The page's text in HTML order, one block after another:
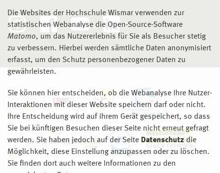
Die Websites der Hochschule Wismar verwenden zur
statistischen Webanalyse die Open-Source-Software
Matomo, um das Nutzererlebnis für Sie als Besucher stetig
zu verbessern. Hierbei werden sämtliche Daten anonymisiert
erfasst, um den Schutz personenbezogener Daten zu
gewährleisten.
Sie können hier entscheiden, ob die Webanalyse Ihre Nutzer-
Interaktionen mit dieser Website speichern darf oder nicht.
Ihre Entscheidung wird auf ihrem Gerät gespeichert, so dass
Sie bei künftigen Besuchen dieser Seite nicht erneut gefragt
werden. Sie haben jedoch auf der Seite Datenschutz die
Möglichkeit, diese Einstellung anzupassen oder zu löschen.
Sie finden dort auch weitere Informationen zu den